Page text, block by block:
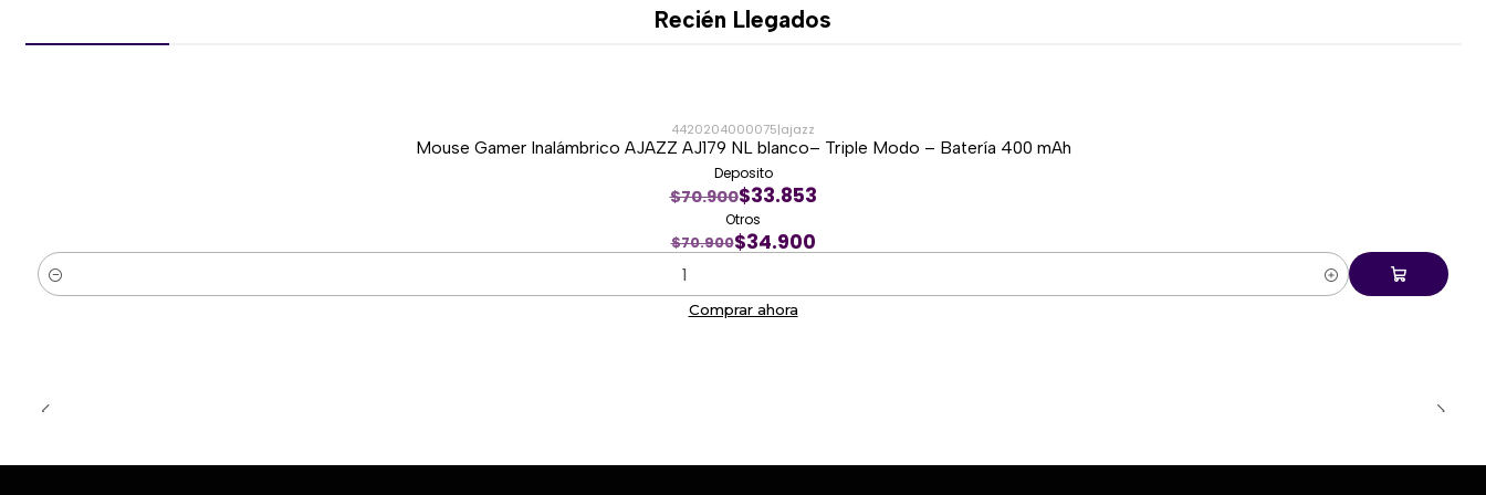
Recién Llegados
4420204000075|ajazz
Mouse Gamer Inalámbrico AJAZZ AJ179 NL blanco– Triple Modo – Batería 400 mAh
Deposito
$70.900$33.853
Otros
$70.900$34.900
Cantidad
Comprar ahora